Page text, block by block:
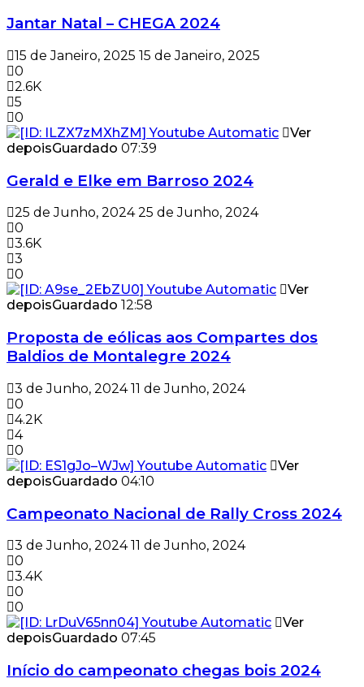
Jantar Natal – CHEGA 2024
15 de Janeiro, 2025 15 de Janeiro, 2025
0
2.6K
5
0
Ver
depoisGuardado 07:39
Gerald e Elke em Barroso 2024
25 de Junho, 2024 25 de Junho, 2024
0
3.6K
3
0
Ver
depoisGuardado 12:58
Proposta de eólicas aos Compartes dos
Baldios de Montalegre 2024
3 de Junho, 2024 11 de Junho, 2024
0
4.2K
4
0
Ver
depoisGuardado 04:10
Campeonato Nacional de Rally Cross 2024
3 de Junho, 2024 11 de Junho, 2024
0
3.4K
0
0
Ver
depoisGuardado 07:45
Início do campeonato chegas bois 2024